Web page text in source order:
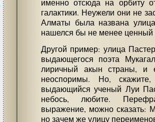
именно отсюда на орбиту
галактики. Неужели они не
Алматы была названа
нашелся бы не менее ценный
Другой пример: улица
выдающегося поэта
лиричный акын страны, и
неоспоримы. Но,
выдающийся ученый Луи
небось, любите.
выражение, можно сказать:
но зачем же улицу